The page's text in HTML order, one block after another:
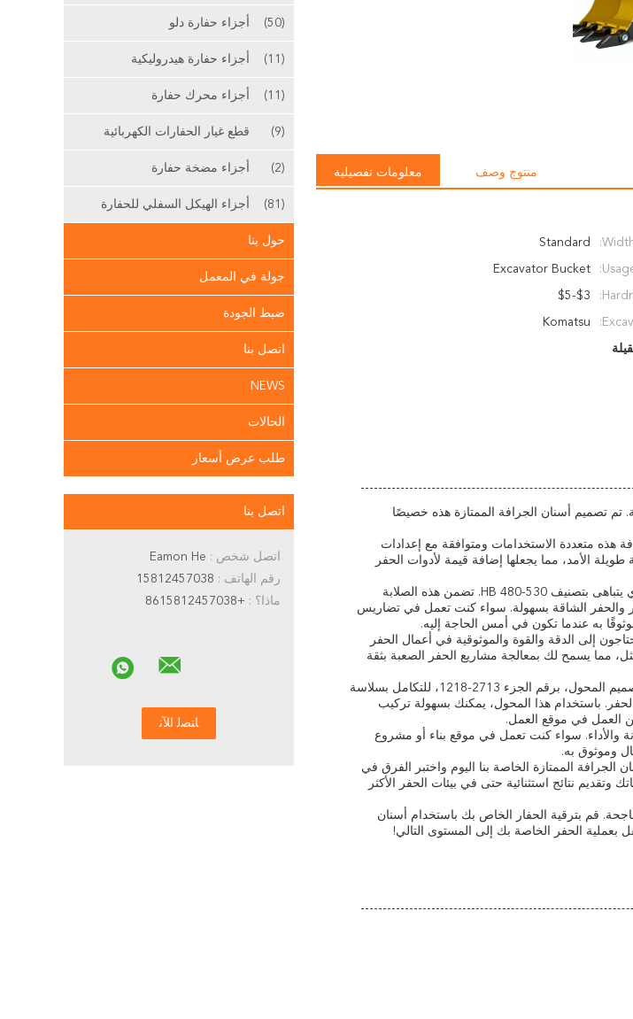
أجزاء حفارة دلو (50)
أجزاء حفارة هيدروليكية (11)
أجزاء محرك حفارة (11)
قطع غيار الحفارات الكهربائية (9)
أجزاء مضخة حفارة (2)
أجزاء الهيكل السفلي للحفارة (81)
حول بنا
جولة في المعمل
ضبط الجودة
اتصل بنا
NEWS
الحالات
طلب عرض أسعار
اتصل بنا
اتصل شخص :
رقم الهاتف :
ماذا؟ : +8615812457038
معلومات تفصيلية منتوج وصف
Standard
Excavator Bucket
$3-$5
Komatsu
تم تصميم أسنان الجرافة الممتازة هذه خصيصًا
هذه متعددة الاستخدامات ومتوافقة مع إعدادات
الأمد، مما يجعلها إضافة قيمة لأدوات الحفر
إحدى الميزات الرئيسية لأسنان الجرافة الخاصة بنا هي مستوى الصلابة المثير للإعجاب، والذي يتباهى بتصنيف HB 480-530. تضمن هذه الصلابة
والحفر الشاقة بسهولة. سواء كنت تعمل في تضاريس
به عندما تكون في أمس الحاجة إليه.
إلى الدقة والقوة والموثوقية في أعمال الحفر
مما يسمح لك بمعالجة مشاريع الحفر الصعبة بثقة
تأتي أسنان الجرافة الخاصة بنا مع محول مضمن، مما يعزز توافقها وقابليتها للاستخدام. تم تصميم المحول، برقم الجزء 2713-1218، للتكامل بسلاسة
الحفر. باستخدام هذا المحول، يمكنك بسهولة تركيب
العمل في موقع العمل.
والأداء. سواء كنت تعمل في موقع بناء أو مشروع
وموثوق به.
الممتازة الخاصة بنا اليوم واختبر الفرق في
وتقديم نتائج استثنائية حتى في بيئات الحفر الأكثر
قم بترقية الحفار الخاص بك باستخدام أسنان
بعملية الحفر الخاصة بك إلى المستوى التالي!